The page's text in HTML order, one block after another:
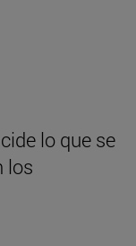
lo que se
los